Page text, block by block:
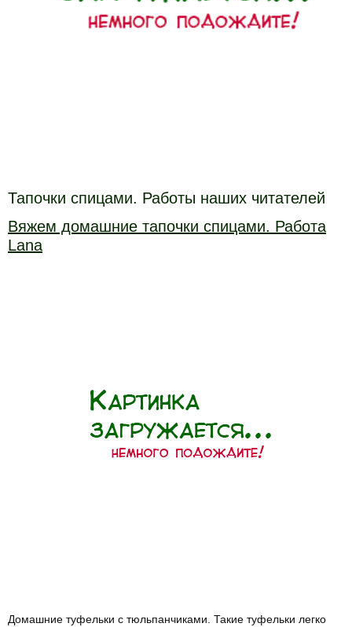
Тапочки спицами. Работы наших читателей
Вяжем домашние тапочки спицами. Работа
Lana
Домашние туфельки с тюльпанчиками. Такие туфельки легко